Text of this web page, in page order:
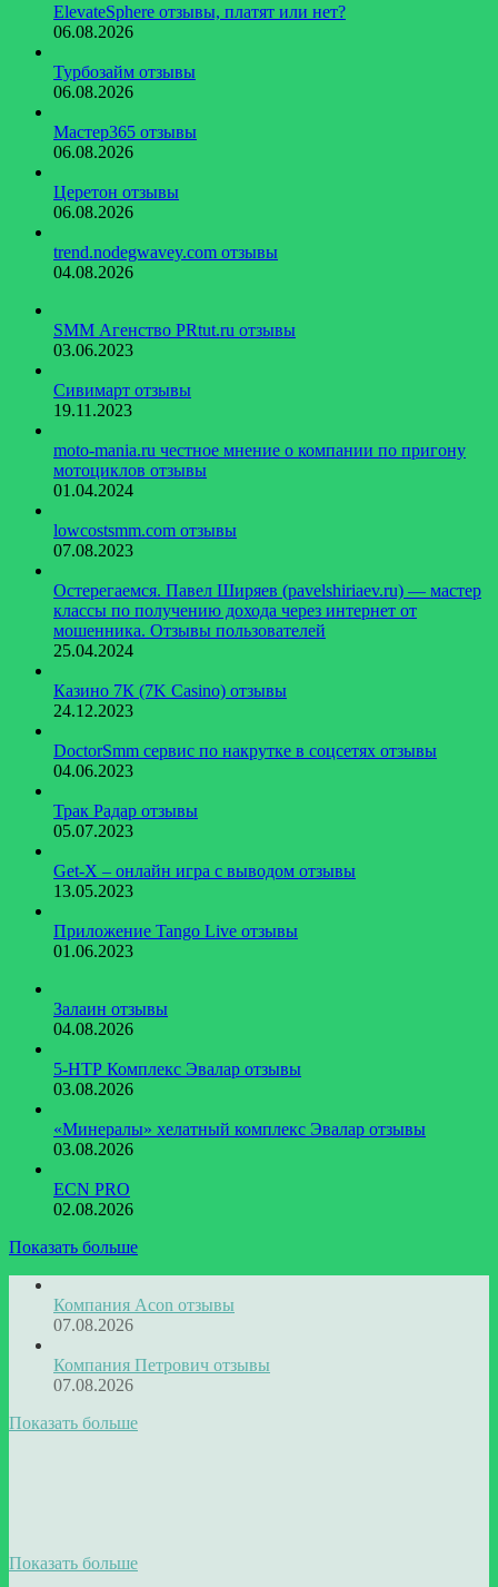
ElevateSphere отзывы, платят или нет?
06.08.2026
Турбозайм отзывы
06.08.2026
Мастер365 отзывы
06.08.2026
Церетон отзывы
06.08.2026
trend.nodegwavey.com отзывы
04.08.2026
SMM Агенство PRtut.ru отзывы
03.06.2023
Сивимарт отзывы
19.11.2023
moto-mania.ru честное мнение о компании по пригону
мотоциклов отзывы
01.04.2024
lowcostsmm.com отзывы
07.08.2023
Остерегаемся. Павел Ширяев (pavelshiriaev.ru) — мастер
классы по получению дохода через интернет от
мошенника. Отзывы пользователей
25.04.2024
Казино 7К (7K Casino) отзывы
24.12.2023
DoctorSmm сервис по накрутке в соцсетях отзывы
04.06.2023
Трак Радар отзывы
05.07.2023
Get-X – онлайн игра с выводом отзывы
13.05.2023
Приложение Tango Live отзывы
01.06.2023
Залаин отзывы
04.08.2026
5-НТР Комплекс Эвалар отзывы
03.08.2026
«Минералы» хелатный комплекс Эвалар отзывы
03.08.2026
ECN PRO
02.08.2026
Показать больше
Компания Acon отзывы
07.08.2026
Компания Петрович отзывы
07.08.2026
Показать больше
Показать больше